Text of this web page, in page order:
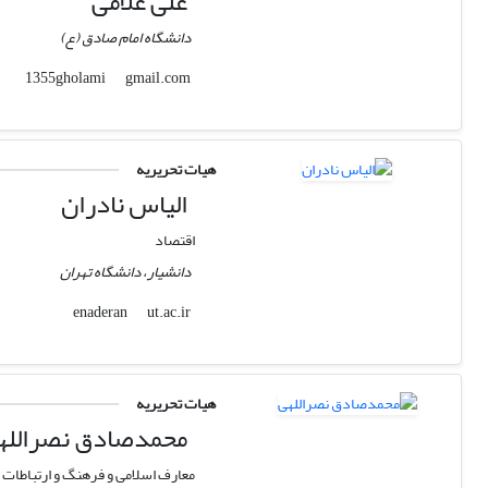
دانشگاه امام صادق (ع)
1355gholami
gmail.com
هیات تحریریه
الیاس نادران
اقتصاد
دانشیار، دانشگاه تهران
enaderan
ut.ac.ir
هیات تحریریه
محمدصادق
معارف اسلامی و فرهنگ و ارتباطات